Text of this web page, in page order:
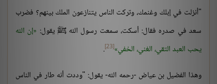
"أنزلت في إبلك وغنمك، وتركت الناس يتنازعون الملك بينهم؟ فضرب
سعد في صدره فقال: أسكت، سمعت رسول الله ﷺ يقول: إن الله
يحب العبد التقي، الغني، الخفي [23]
.
وهذا الفضيل بن عياض -رحمه الله- يقول: "وددت أنه طار في الناس